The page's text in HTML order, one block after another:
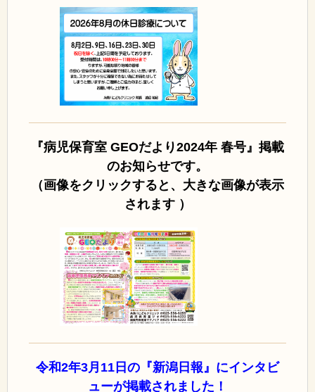
『病児保育室 GEOだより2024年 春号』掲載
のお知らせです。
（画像をクリックすると、大きな画像が表示
されます ）
令和2年3月11日の『新潟日報』にインタビ
ューが掲載されました！